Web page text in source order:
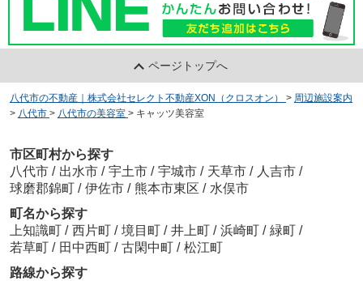
ページトップへ
八代市の不動産｜株式会社セレクト不動産XON（クロスオン） > 周辺施設案内
> 八代市 > 八代市の美容室 > キャッツ美容室
市区町村から探す
八代市 / 出水市 / 宇土市 / 宇城市 / 天草市 / 人吉市 /
球磨郡錦町 / 伊佐市 / 熊本市東区 / 水俣市
町名から探す
上知識町 / 西片町 / 境目町 / 井上町 / 浜崎町 / 緑町 /
若草町 / 田中西町 / 古閑中町 / 松江町
路線から探す